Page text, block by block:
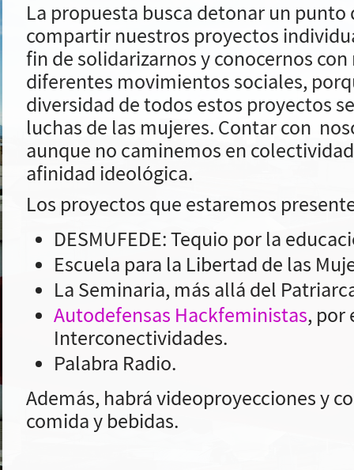
La propuesta busca detonar un punto
compartir nuestros proyectos
fin de solidarizarnos y conocernos
diferentes movimientos sociales,
diversidad de todos estos proyectos
luchas de las mujeres. Contar con
aunque no caminemos en
afinidad ideológica.
Los proyectos que estaremos
DESMUFEDE: Tequio por la
Escuela para la Libertad de las
La Seminaria, más allá del
Autodefensas Hackfeministas, por
Interconectividades.
Palabra Radio.
Además, habrá videoproyecciones y
comida y bebidas.